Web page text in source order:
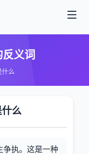
义词
什么
什么
争执。这是一种